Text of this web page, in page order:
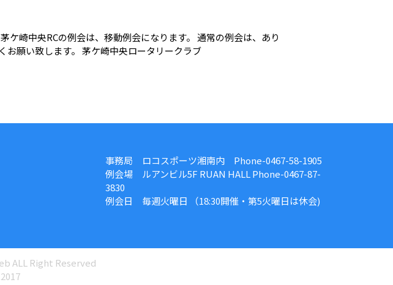
ケ崎中央RCの例会は、移動例会になります。 通常の例会は、あり
お願い致します。 茅ケ崎中央ロータリークラブ
事務局 ロコスポーツ湘南内 Phone-0467-58-1905
例会場 ルアンビル5F RUAN HALL Phone-0467-87-
3830
例会日 毎週火曜日 （18:30開催・第5火曜日は休会)
ALL Right Reserved